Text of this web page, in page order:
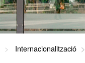
Internacionalització